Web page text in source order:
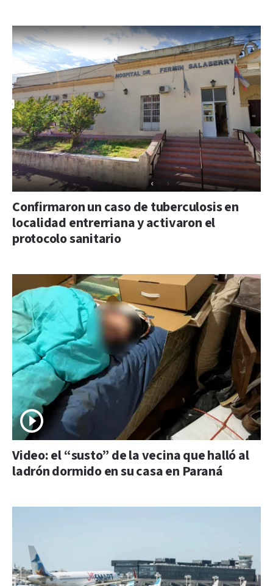
Confirmaron un caso de tuberculosis en
localidad entrerriana y activaron el
protocolo sanitario
Video: el “susto” de la vecina que halló al
ladrón dormido en su casa en Paraná